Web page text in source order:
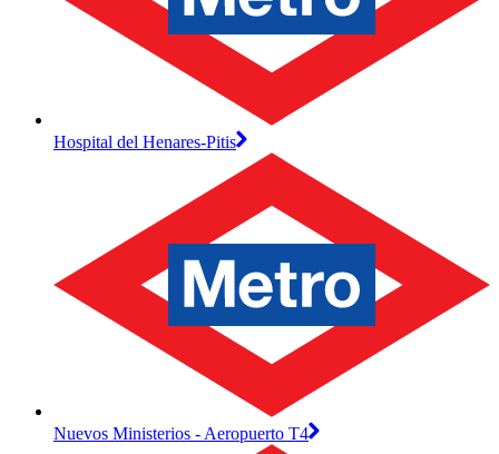
Hospital del Henares-Pitis
Nuevos Ministerios - Aeropuerto T4